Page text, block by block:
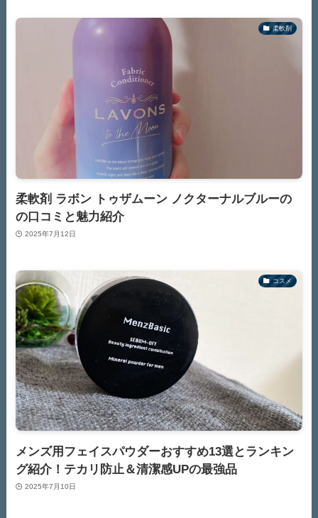
柔軟剤
柔軟剤 ラボン トゥザムーン ノクターナルブルーの
の口コミと魅力紹介
2025年7月12日
コスメ
メンズ用フェイスパウダーおすすめ13選とランキン
グ紹介！テカリ防止＆清潔感UPの最強品
2025年7月10日